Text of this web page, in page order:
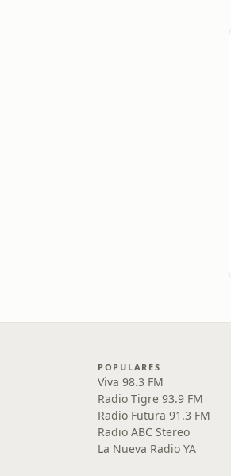
POPULARES
Viva 98.3 FM
Radio Tigre 93.9 FM
Radio Futura 91.3 FM
Radio ABC Stereo
La Nueva Radio YA